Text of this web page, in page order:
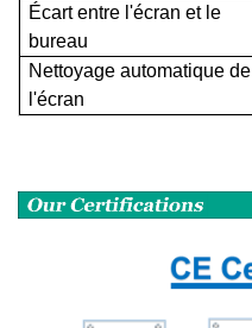
Écart entre l'écran et le
bureau
Nettoyage automatique de
l'écran